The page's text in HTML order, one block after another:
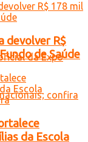
devolver R$
de Saúde
da Escola